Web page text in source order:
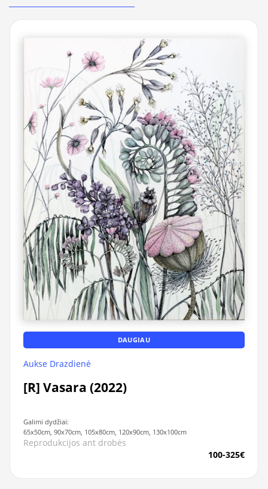
DAUGIAU
Aukse Drazdienė
[R] Vasara (2022)
Galimi dydžiai:
65x50cm, 90x70cm, 105x80cm, 120x90cm, 130x100cm
Reprodukcijos ant drobės
100-325€